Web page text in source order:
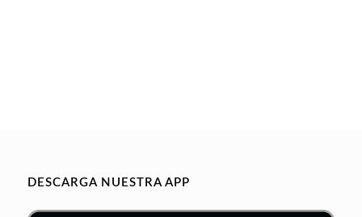
DESCARGA NUESTRA APP